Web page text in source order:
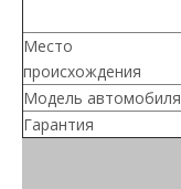
Место
происхождения
Модель автомобиля
Гарантия